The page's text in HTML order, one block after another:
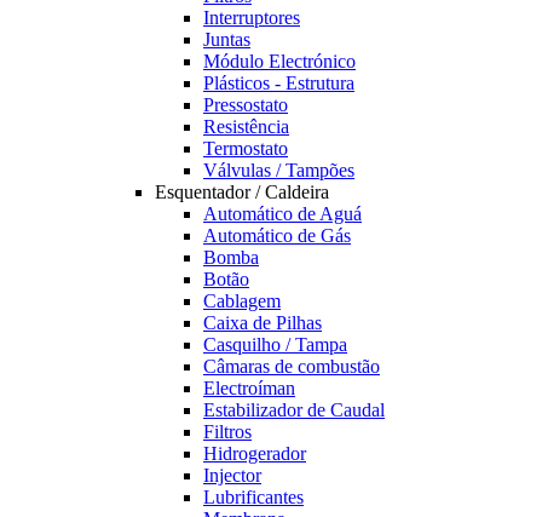
Interruptores
Juntas
Módulo Electrónico
Plásticos - Estrutura
Pressostato
Resistência
Termostato
Válvulas / Tampões
Esquentador / Caldeira
Automático de Aguá
Automático de Gás
Bomba
Botão
Cablagem
Caixa de Pilhas
Casquilho / Tampa
Câmaras de combustão
Electroíman
Estabilizador de Caudal
Filtros
Hidrogerador
Injector
Lubrificantes